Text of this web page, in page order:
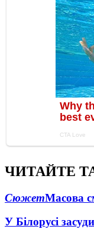
ЧИТАЙТЕ
СюжетМасова
У Білорусі